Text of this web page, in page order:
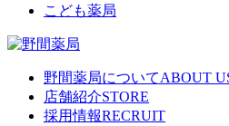
こども薬局
野間薬局についてABOUT
店舗紹介STORE
採用情報RECRUIT